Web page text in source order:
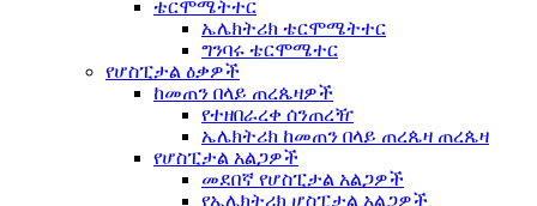
ቴርሞሜትተር
ኤሌክትሪክ ቴርሞሜትተር
ግንባሩ ቴርሞሜተር
የሆስፒታል ዕቃዎች
ከመጠን በላይ ጠረጴዛዎች
የተዘበራረቀ ሰንጠረዥ
ኤሌክትሪክ ከመጠን በላይ ጠረጴዛ ጠረጴዛ
የሆስፒታል አልጋዎች
መደበኛ የሆስፒታል አልጋዎች
የኤሌክትሪክ ሆስፒታል አልጋዎች